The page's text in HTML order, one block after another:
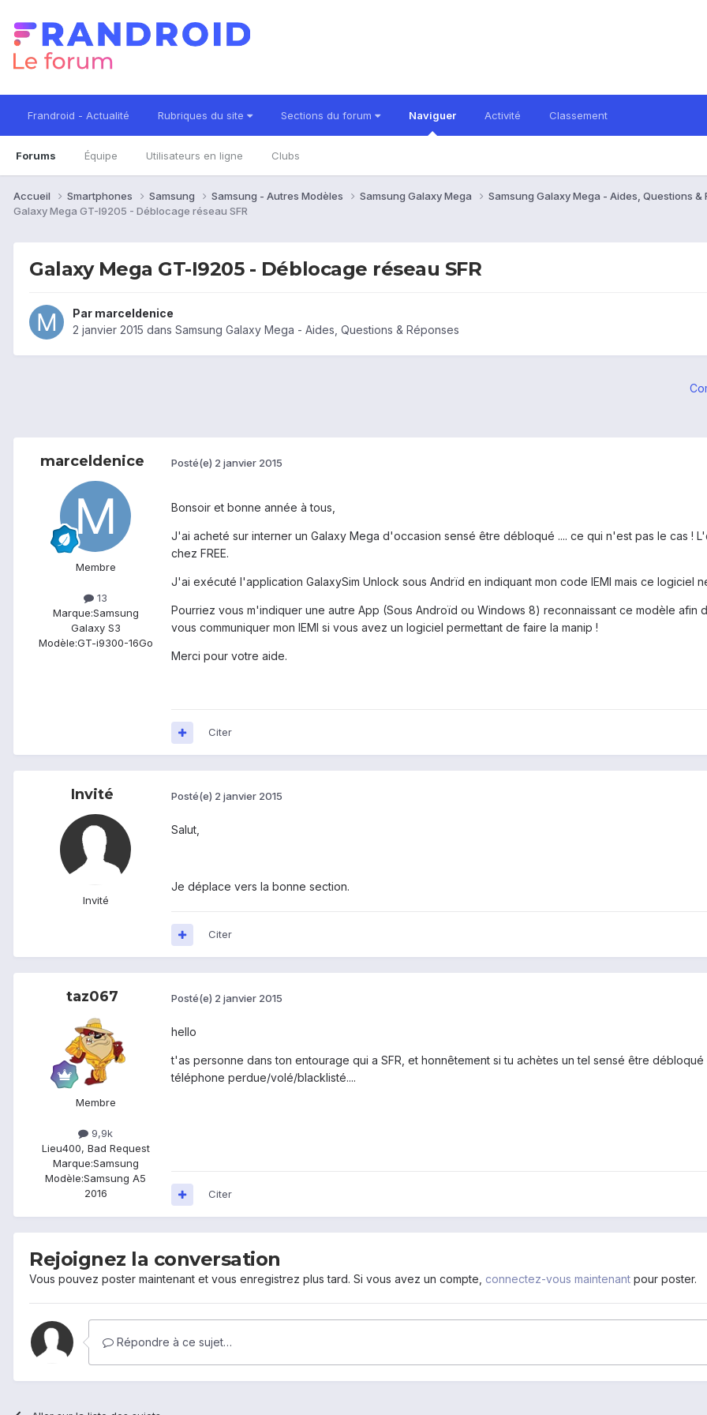
Frandroid - Actualité Rubriques du site Sections du forum Naviguer
Forums Équipe Utilisateurs en ligne Clubs
Activité Classement
Accueil Smartphones Samsung Samsung - Autres Modèles Samsung Galaxy Mega
Samsung Galaxy Mega - Aides, Questions &
Galaxy Mega GT-I9205 - Déblocage réseau SFR
Galaxy Mega GT-I9205 - Déblocage réseau SFR
Par marceldenice
2 janvier 2015 dans Samsung Galaxy Mega - Aides, Questions & Réponses
marceldenice
Membre
13
Marque:Samsung
Galaxy S3
Modèle:GT-i9300-16Go
Posté(e) 2 janvier 2015
Bonsoir et bonne année à tous,
J'ai acheté sur interner un Galaxy Mega d'occasion sensé être débloqué .... ce qui n'est pas le cas !
chez FREE.
J'ai exécuté l'application GalaxySim Unlock sous Andrïd en indiquant mon code IEMI mais ce logiciel
Pourriez vous m'indiquer une autre App (Sous Androïd ou Windows 8) reconnaissant ce modèle
vous communiquer mon IEMI si vous avez un logiciel permettant de faire la manip !
Merci pour votre aide.
Citer
Invité
Invité
Posté(e) 2 janvier 2015
Salut,
Je déplace vers la bonne section.
Citer
taz067
Membre
9,9k
Lieu400, Bad Request
Marque:Samsung
Modèle:Samsung A5
2016
Posté(e) 2 janvier 2015
hello
t'as personne dans ton entourage qui a SFR, et honnêtement si tu achètes un tel sensé être
téléphone perdue/volé/blacklisté....
Citer
Rejoignez la conversation
Vous pouvez poster maintenant et vous enregistrez plus tard. Si vous avez un compte, connectez-vous maintenant pour poster.
Répondre à ce sujet…